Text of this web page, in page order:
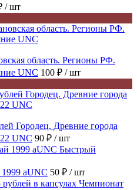
/ шт
область. Регионы РФ.
UNC 100 ₽ / шт
Городец. Древние города
UNC 90 ₽ / шт
Быстрый
aUNC 50 ₽ / шт